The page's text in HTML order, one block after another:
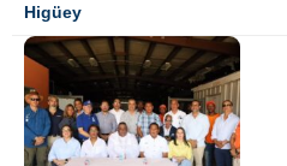
Higüey